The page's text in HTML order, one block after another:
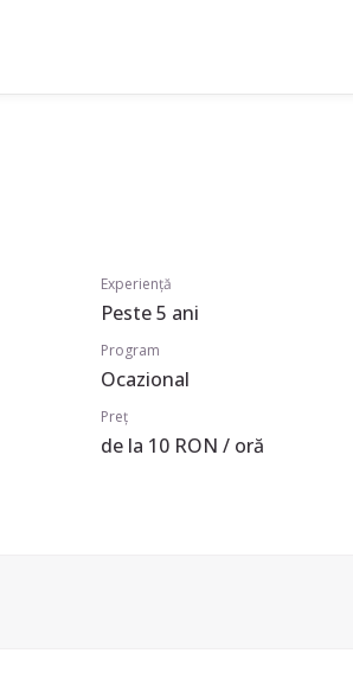
Experiență
Peste 5 ani
Program
Ocazional
Preț
de la 10 RON / oră